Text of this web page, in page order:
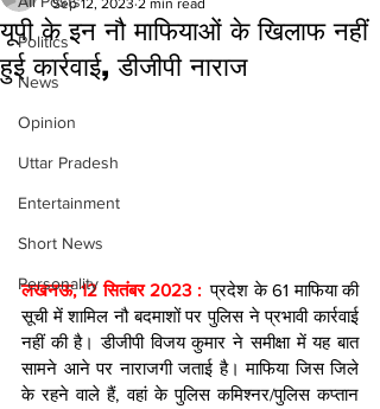
Politics
News
Opinion
Uttar Pradesh
Entertainment
Short News
Personality
यूपी के इन नौ माफियाओं के खिलाफ नहीं
हुई कार्रवाई, डीजीपी नाराज
लखनऊ, 12 सितंबर 2023 : प्रदेश के 61 माफिया की
सूची में शामिल नौ बदमाशों पर पुलिस ने प्रभावी कार्रवाई
नहीं की है। डीजीपी विजय कुमार ने समीक्षा में यह बात
सामने आने पर नाराजगी जताई है। माफिया जिस जिले
के रहने वाले हैं, वहां के पुलिस कमिश्नर/पुलिस कप्तान